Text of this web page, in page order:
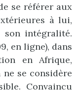
se référer aux
à lui,
son intégralité.
en ligne), dans
en Afrique,
se considère
Convaincu